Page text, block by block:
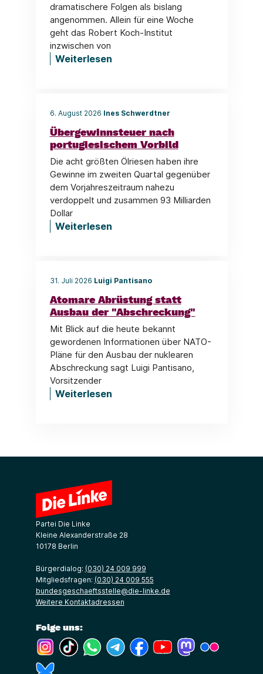
dramatischere Folgen als bislang
angenommen. Allein für eine Woche
geht das Robert Koch-Institut
inzwischen von
Weiterlesen
6. August 2026 Ines Schwerdtner
Übergewinnsteuer nach
portugiesischem Vorbild
Die acht größten Ölriesen haben ihre
Gewinne im zweiten Quartal gegenüber
dem Vorjahreszeitraum nahezu
verdoppelt und zusammen 93 Milliarden
Dollar
Weiterlesen
31. Juli 2026 Luigi Pantisano
Atomare Abrüstung statt
Ausbau der "Abschreckung"
Mit Blick auf die heute bekannt
gewordenen Informationen über NATO-
Pläne für den Ausbau der nuklearen
Abschreckung sagt Luigi Pantisano,
Vorsitzender
Weiterlesen
Partei Die Linke
Kleine Alexanderstraße 28
10178 Berlin
Bürgerdialog: (030) 24 009 999
Mitgliedsfragen: (030) 24 009 555
bundesgeschaeftsstelle@die-linke.de
Weitere Kontaktadressen
Folge uns:
(Link öffnet ein neues Fenster)
(Link öffnet ein neues Fenster)
(Link öffnet ein neues Fenster)
(Link öffnet ein neues Fenster)
(Link öffnet ein neues Fenster)
(Link öffnet ein neues
(Link öffnet ein